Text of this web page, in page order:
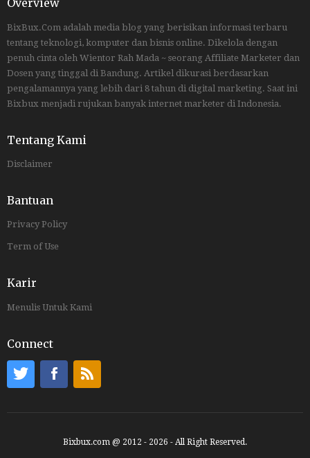
Overview
BixBux.Com adalah media blog yang berisikan informasi terbaru
tentang teknologi, komputer dan bisnis online. Dikelola dengan
penuh cinta oleh Wientor Rah Mada ~ seorang Affiliate Marketer dan
Dosen yang tinggal di Bandung. Artikel dikurasi berdasarkan
pengalamannya yang lebih dari 8 tahun di digital marketing. Saat ini
Bixbux menjadi rujukan banyak internet marketer di Indonesia.
Tentang Kami
Disclaimer
Bantuan
Privacy Policy
Term of Use
Karir
Menulis Untuk Kami
Connect
Bixbux.com @ 2012 - 2026 - All Right Reserved.